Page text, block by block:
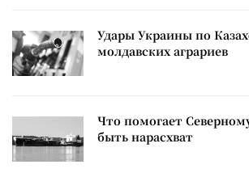
Удары Украины по
молдавских аграриев
Что помогает
быть нарасхват